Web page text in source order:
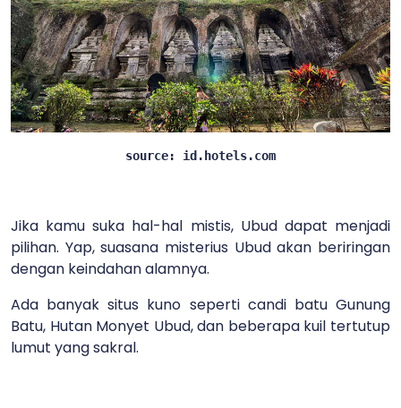
source: id.hotels.com
Jika kamu suka hal-hal mistis, Ubud dapat menjadi
pilihan. Yap, suasana misterius Ubud akan beriringan
dengan keindahan alamnya.
Ada banyak situs kuno seperti candi batu Gunung
Batu, Hutan Monyet Ubud, dan beberapa kuil tertutup
lumut yang sakral.